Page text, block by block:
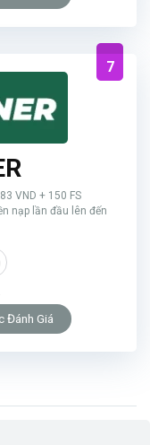
7
VND + 150 FS
nạp lần đầu lên đến
Đánh Giá